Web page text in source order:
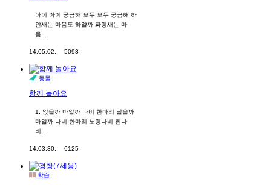
아이 아이 궁금해 모두 모두 궁금해 하
얀새는 마음도 하얄까 파랑새는 마
음...
14.05.02. 5093
동물
함께 놀아요
1. 앉을까 마알까 나비 한마리 날을까
마알까 나비 한마리 노랑나비 흰나
비...
14.03.30. 6125
학습